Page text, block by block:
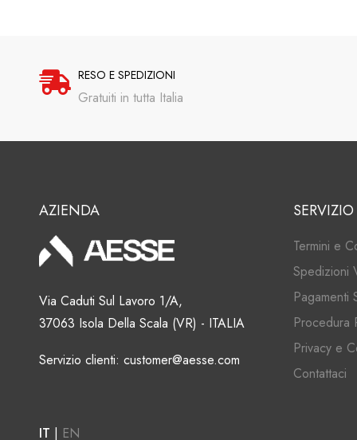
RESO E SPEDIZIONI
Gratuiti in tutta Italia
AZIENDA
Via Caduti Sul Lavoro 1/A,
37063 Isola Della Scala (VR) - ITALIA
Servizio clienti: customer@aesse.com
IT | EN
Termini e
Spedizioni
Pagamenti
Procedura
Privacy e
Contattaci